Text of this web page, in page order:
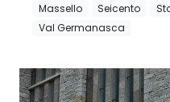
Massello
Seicento
Val Germanasca